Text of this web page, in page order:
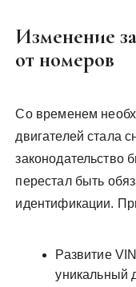
Изменение
от номеров
Со временем
двигателей стала
законодательство
перестал быть
идентификации.
Развитие
уникальный